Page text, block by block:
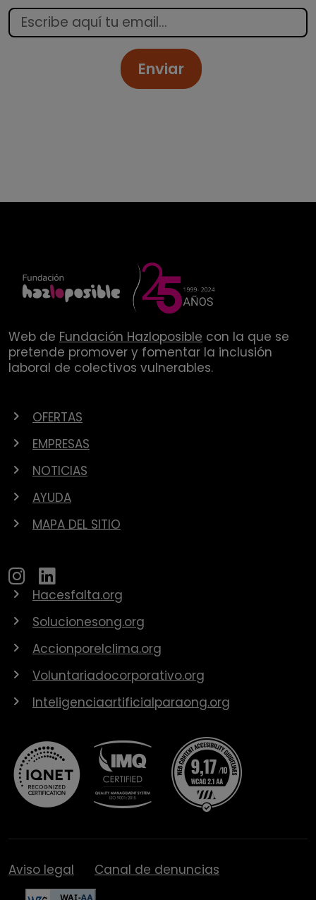
Enviar
Web de Fundación Hazloposible con la que se
pretende promover y fomentar la inclusión
laboral de colectivos vulnerables.
OFERTAS
EMPRESAS
NOTICIAS
AYUDA
MAPA DEL SITIO
Hacesfalta.org
Solucionesong.org
Accionporelclima.org
Voluntariadocorporativo.org
Inteligenciaartificialparaong.org
Aviso legal Canal de denuncias